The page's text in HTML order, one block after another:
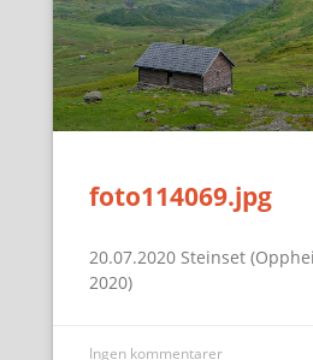
foto114069.jpg
20.07.2020 Steinset
2020)
Ingen kommentarer